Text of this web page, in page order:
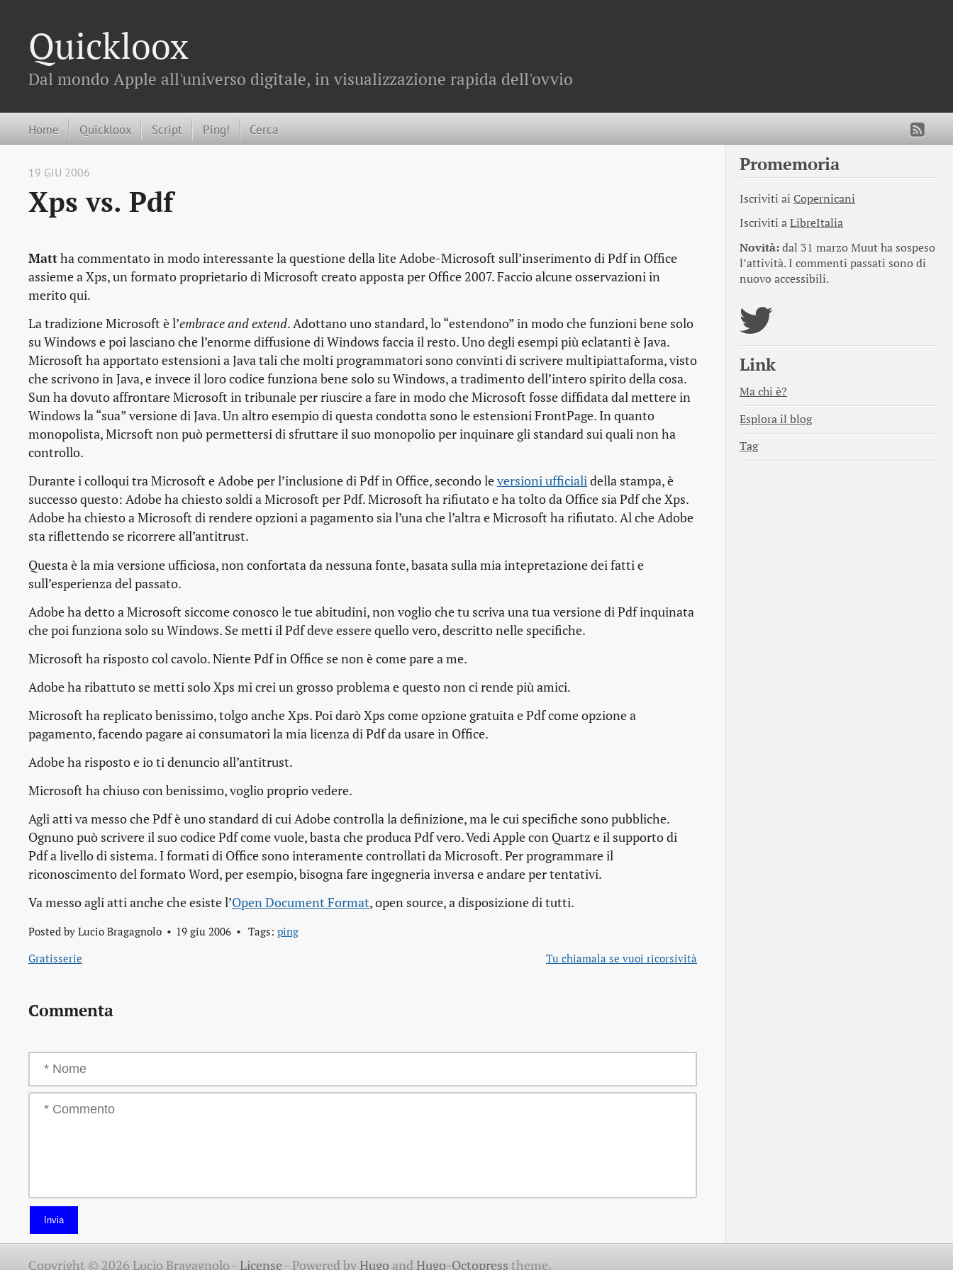
Quickloox
Dal mondo Apple all'universo digitale, in visualizzazione rapida dell'ovvio
Home Quickloox Script Ping! Cerca
19 GIU 2006
Xps vs. Pdf
Mattha commentato in modo interessante la questione della lite Adobe-Microsoft sull’inserimento di Pdf in Office
assieme a Xps, un formato proprietario di Microsoft creato apposta per Office 2007. Faccio alcune osservazioni in
merito qui.
La tradizione Microsoft è l’embrace and extend. Adottano uno standard, lo “estendono” in modo che funzioni bene solo
su Windows e poi lasciano che l’enorme diffusione di Windows faccia il resto. Uno degli esempi più eclatanti è Java.
Microsoft ha apportato estensioni a Java tali che molti programmatori sono convinti di scrivere multipiattaforma, visto
che scrivono in Java, e invece il loro codice funziona bene solo su Windows, a tradimento dell’intero spirito della cosa.
Sun ha dovuto affrontare Microsoft in tribunale per riuscire a fare in modo che Microsoft fosse diffidata dal mettere in
Windows la “sua” versione di Java. Un altro esempio di questa condotta sono le estensioni FrontPage. In quanto
monopolista, Micrsoft non può permettersi di sfruttare il suo monopolio per inquinare gli standard sui quali non ha
controllo.
Durante i colloqui tra Microsoft e Adobe per l’inclusione di Pdf in Office, secondo leversioni ufficialidella stampa, è
successo questo: Adobe ha chiesto soldi a Microsoft per Pdf. Microsoft ha rifiutato e ha tolto da Office sia Pdf che Xps.
Adobe ha chiesto a Microsoft di rendere opzioni a pagamento sia l’una che l’altra e Microsoft ha rifiutato. Al che Adobe
sta riflettendo se ricorrere all’antitrust.
Questa è la mia versione ufficiosa, non confortata da nessuna fonte, basata sulla mia intepretazione dei fatti e
sull’esperienza del passato.
Adobe ha detto a Microsoft siccome conosco le tue abitudini, non voglio che tu scriva una tua versione di Pdf inquinata
che poi funziona solo su Windows. Se metti il Pdf deve essere quello vero, descritto nelle specifiche.
Microsoft ha rispostocol cavolo. Niente Pdf in Office se non è come pare a me.
Adobe ha ribattuto se metti solo Xps mi crei un grosso problema e questo non ci rende più amici.
Microsoft ha replicatobenissimo, tolgo anche Xps. Poi darò Xps come opzione gratuita e Pdf come opzione a
pagamento, facendo pagare ai consumatori la mia licenza di Pdf da usare in Office.
Adobe ha rispostoe io ti denuncio all’antitrust.
Microsoft ha chiuso conbenissimo, voglio proprio vedere.
Agli atti va messo che Pdf è uno standard di cui Adobe controlla la definizione, ma le cui specifiche sono pubbliche.
Ognuno può scrivere il suo codice Pdf come vuole, basta che produca Pdf vero. Vedi Apple con Quartz e il supporto di
Pdf a livello di sistema. I formati di Office sono interamente controllati da Microsoft. Per programmare il
riconoscimento del formato Word, per esempio, bisogna fare ingegneria inversa e andare per tentativi.
Va messo agli atti anche che esiste l’Open Document Format, open source, a disposizione di tutti.
Posted by Lucio Bragagnolo 19 giu 2006 Tags: ping
Gratisserie
Tu chiamala se vuoi ricorsività
Commenta
Invia
Promemoria
Iscriviti ai Copernicani
Iscriviti aLibreItalia
Novità:dal 31 marzo Muut ha sospeso
l’attività. I commenti passati sono di
nuovo accessibili.
Link
Ma chi è?
Esplora il blog
Tag
Copyright © 2026 Lucio Bragagnolo -License -Powered byHugoandHugo-Octopress theme.